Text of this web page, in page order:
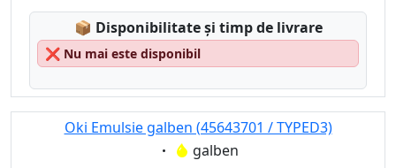
📦 Lagerstatus:
Disponibilitate și timp de livrare
❌ Nu mai este disponibil
Oki Emulsie galben (45643701 / TYPED3)
Eigenschaft:
galben